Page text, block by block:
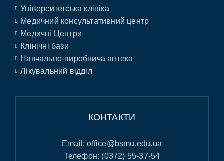
Університетська клініка
Медичний консультативний центр
Медичні Центри
Клінічні бази
Навчально-виробнича аптека
Лікувальний відділ
КОНТАКТИ
Email:office@bsmu.edu.ua
Телефон: (0372) 55-37-54